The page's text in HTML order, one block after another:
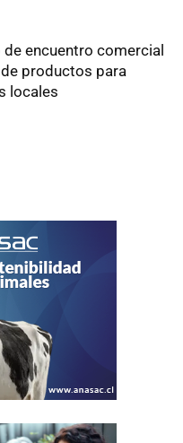
encuentro comercial
productos para
locales